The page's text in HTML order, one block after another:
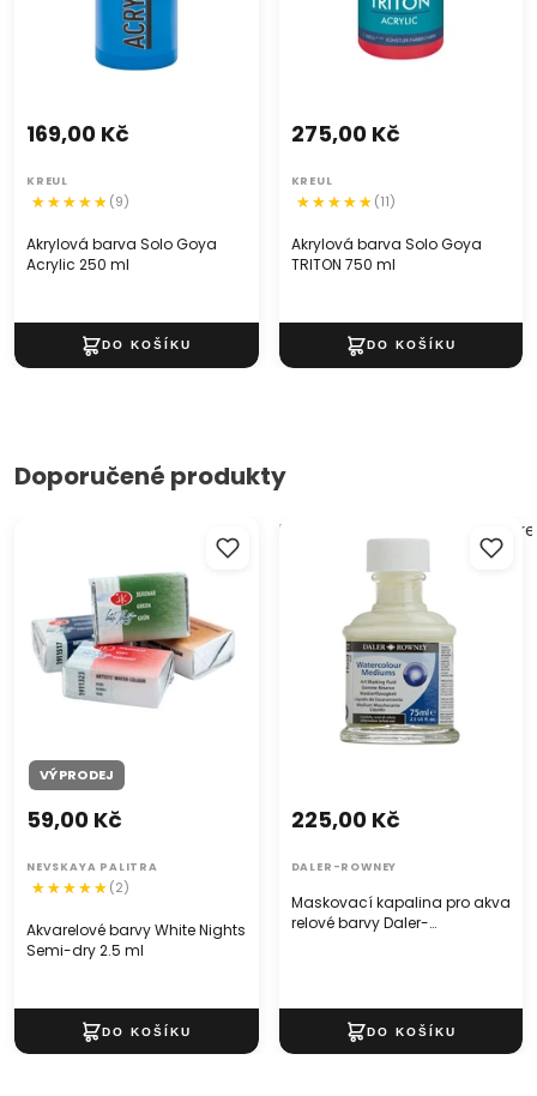
Akrylová barva Solo Goya
Acrylic 250 ml
169,00 Kč
KREUL
(9)
Akrylová barva Solo Goya
TRITON 750 ml
275,00 Kč
KREUL
(11)
Doporučené produkty
VÝPRODEJ
Akvarelové barvy White Nights
Semi-dry 2.5 ml
59,00 Kč
NEVSKAYA PALITRA
(2)
Maskovací kapalina pro
Maskovací kapalina pro akva
relové barvy Daler-
225,00 Kč
DALER-ROWNEY